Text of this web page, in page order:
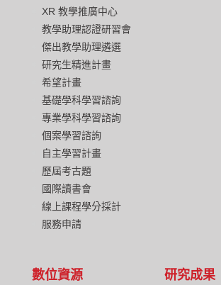
XR 教學推廣中心
教學助理認證研習會
傑出教學助理遴選
研究生精進計畫
希望計畫
基礎學科學習諮詢
專業學科學習諮詢
個案學習諮詢
自主學習計畫
歷屆考古題
國際讀書會
線上課程學分採計
服務申請
數位資源 研究成果